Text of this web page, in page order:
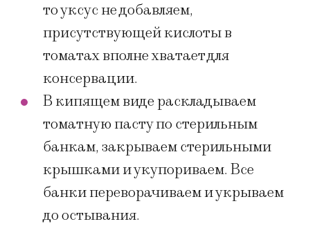
то уксус не добавляем,
присутствующей кислоты в
томатах вполне хватает для
консервации.
В кипящем виде раскладываем
томатную пасту по стерильным
банкам, закрываем стерильными
крышками и укупориваем. Все
банки переворачиваем и укрываем
до остывания.